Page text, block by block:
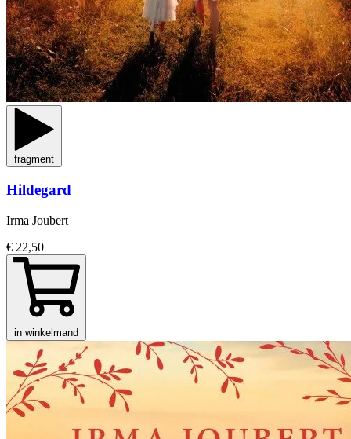
fragment
Hildegard
Irma Joubert
€ 22,50
in winkelmand